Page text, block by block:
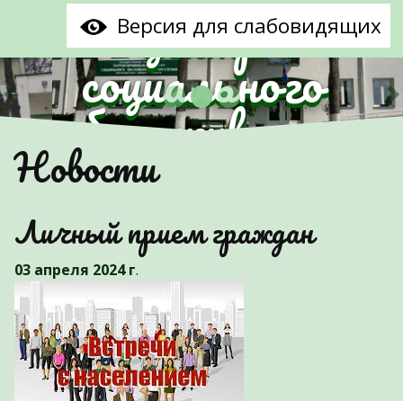
Версия для слабовидящих
центр
социального
обслуживания
населения
Партизанского
района г.Минска"
Предыдущий
Новости
Личный прием граждан
03 апреля 2024 г.